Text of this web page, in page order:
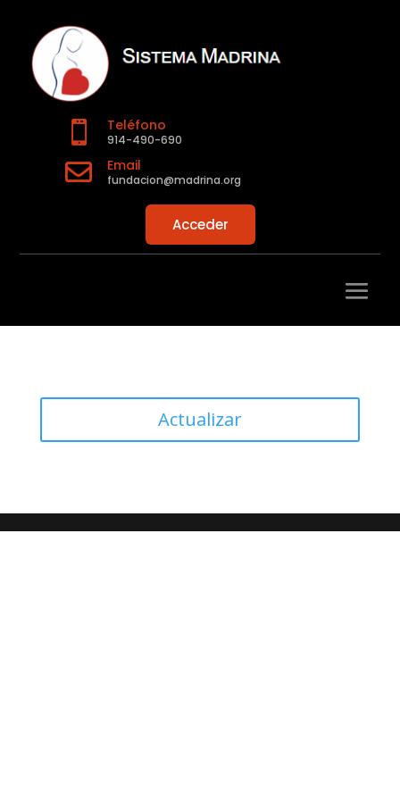
 Teléfono
914-490-690
 Email
fundacion@madrina.org
Acceder
Actualizar